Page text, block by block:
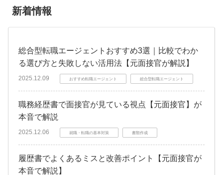
新着情報
総合型転職エージェントおすすめ3選｜比較でわか
る選び方と失敗しない活用法【元面接官が解説】
2025.12.09 おすすめ転職エージェント 総合型転職エージェント
職務経歴書で面接官が見ている視点【元面接官】が
本音で解説
2025.12.06 就職・転職の基本対策 書類作成
履歴書でよくあるミスと改善ポイント【元面接官が
本音で解説】